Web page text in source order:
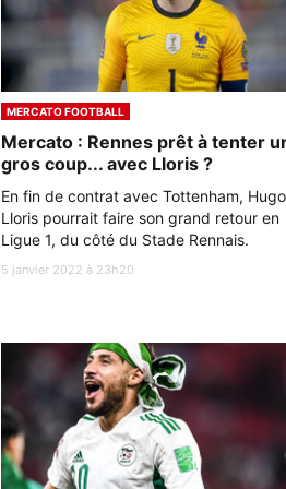
MERCATO FOOTBALL
Mercato : Rennes prêt à tenter
gros coup... avec Lloris ?
En fin de contrat avec Tottenham, Hugo
Lloris pourrait faire son grand retour en
Ligue 1, du côté du Stade Rennais.
5 janvier 2022 à 23h20